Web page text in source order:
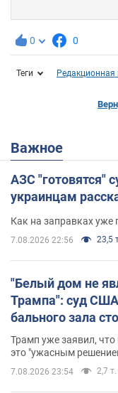
0 0
Теги Редакционная
Важное
АЗС "готовятся"
украинцам
Как на заправках уже
7.08.2026 22:56 23,5
"Белый дом не
Трампа": суд США
бального зала
Трамп уже заявил,
это "ужасным
7.08.2026 23:54 2,7 т.